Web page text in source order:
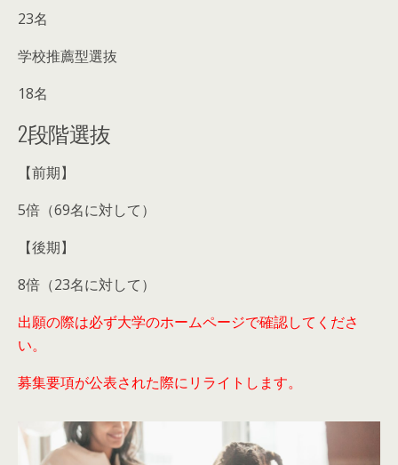
23名
学校推薦型選抜
18名
2段階選抜
【前期】
5倍（69名に対して）
【後期】
8倍（23名に対して）
出願の際は必ず大学のホームページで確認してくださ
い。
募集要項が公表された際にリライトします。